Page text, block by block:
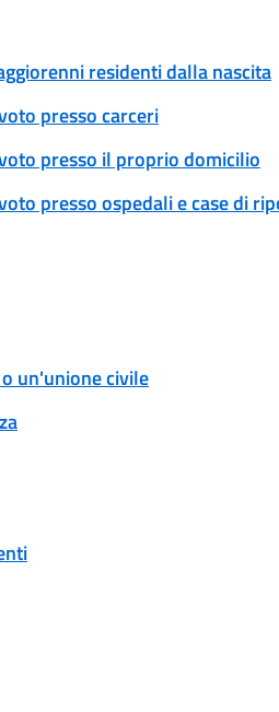
residenti dalla nascita
presso carceri
presso il proprio domicilio
presso ospedali e case di
un'unione civile